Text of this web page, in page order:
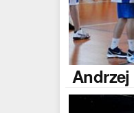
Andrzej